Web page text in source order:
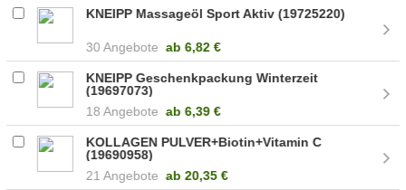
KNEIPP Massageöl Sport Aktiv (19725220)
30 Angebote ab 6,82 €
KNEIPP Geschenkpackung Winterzeit
(19697073)
18 Angebote ab 6,39 €
KOLLAGEN PULVER+Biotin+Vitamin C
(19690958)
21 Angebote ab 20,35 €